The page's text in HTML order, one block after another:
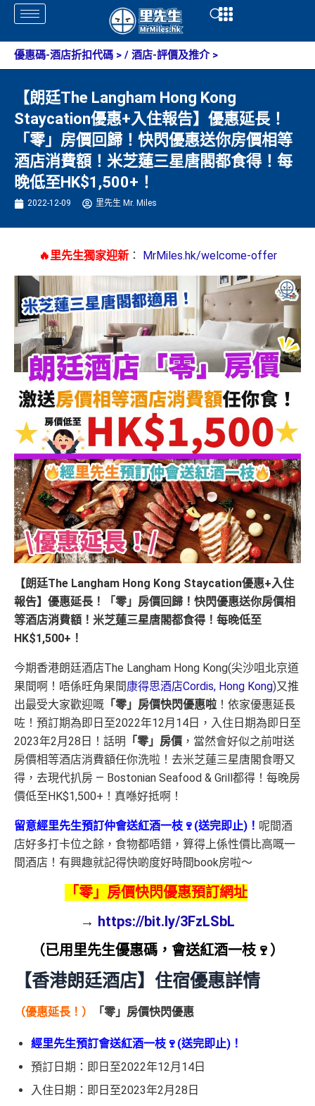
Skip
content
Open
優惠碼-酒店折扣代碼 > / 酒店-評價及推介>
【朗廷The Langham Hong Kong
Staycation優惠+入住報告】優惠延長！
「零」房價回歸！快閃優惠送你房價相等
酒店消費額！米芝蓮三星唐閣都食得！每
晚低至HK$1,500+！
2022-12-09 里先生 Mr. Miles
🔥里先生獨家迎新： MrMiles.hk/welcome-offer
【朗廷The Langham Hong Kong Staycation優惠+入住
報告】優惠延長！
「零」房價回歸！快閃優惠送你房價相
等酒店消費額！米芝蓮三星唐閣都食得！每晚低至
HK$1,500+！
今期香港朗廷酒店The Langham Hong Kong(尖沙咀北京道
果間啊！唔係旺角果間康得思酒店Cordis, Hong Kong)又推
出最受大家歡迎嘅 「零」房價快閃優惠啦 ！依家優惠延長
咗！預訂期為即日至2022年12月14日，入住日期為即日至
2023年2月28日！話明
「零」房價 ，當然會好似之前咁送
房價相等酒店消費額任你洗啦！去米芝蓮三星唐閣食嘢又
得，去現代扒房 — Bostonian Seafood & Grill都得！每晚房
價低至HK$1,500+！真喺好抵啊！
留意經里先生預訂仲會送紅酒一枝🍷(送完即止)！ 呢間酒
店好多打卡位之餘，食物都唔錯，算得上係性價比高嘅一
間酒店！有興趣就記得快啲度好時間book房啦～
「零」房價快閃優惠預訂網址
→ https://bit.ly/3FzLSbL
（已用里先生優惠碼，會送紅酒一枝🍷）
【香港朗廷酒店】住宿優惠詳情
（優惠延長！） 「零」房價快閃優惠
經里先生預訂會送紅酒一枝🍷(送完即止)！
預訂日期：即日至2022年12月14日
入住日期：即日至2023年2月28日